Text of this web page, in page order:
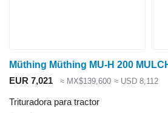
Müthing Müthing MU-H 200
EUR 7,021
≈ MX$139,600 ≈ USD 8,112
Trituradora para tractor